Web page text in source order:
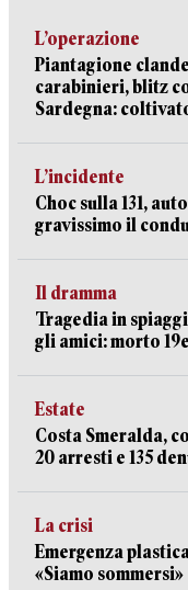
L’operazione
Piantagione
carabinieri, blitz
Sardegna:
L’incidente
Choc sulla 131,
gravissimo il
Il dramma
Tragedia in
gli amici: morto
Estate
Costa Smeralda,
20 arresti e 135
La crisi
Emergenza
«Siamo sommersi»